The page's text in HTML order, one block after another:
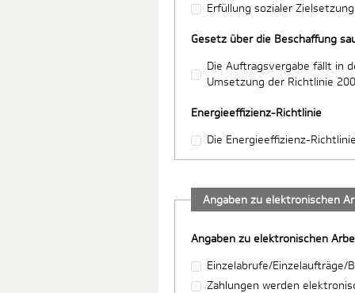
Erfüllung sozialer Zielsetzung
Gesetz über die Beschaffung
Die Auftragsvergabe fällt in
Umsetzung der Richtlinie
Energieeffizienz-Richtlinie
Die Energieeffizienz-
Angaben zu elektronischen
Angaben zu elektronischen
Einzelabrufe/
Zahlungen werden